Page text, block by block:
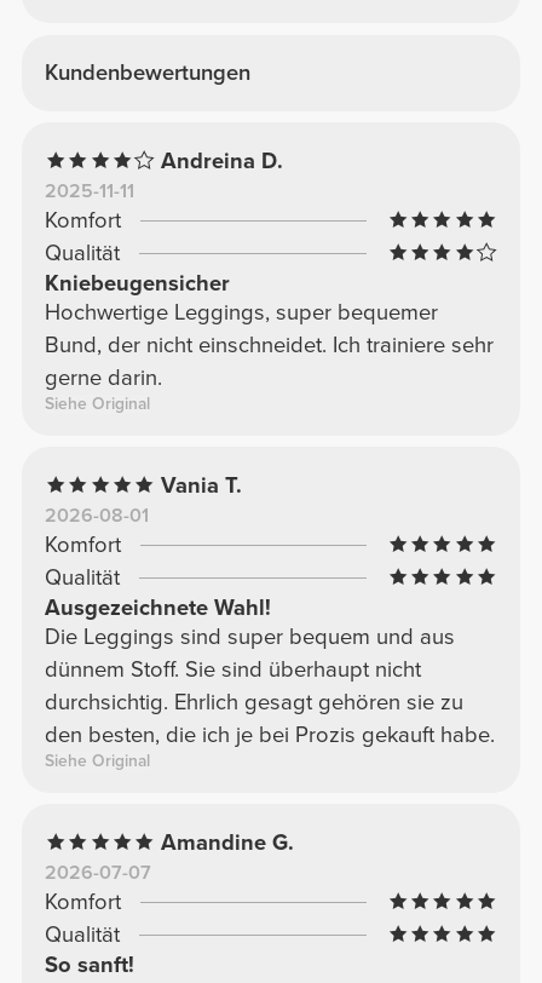
Kundenbewertungen
Andreina D.
2025-11-11
Komfort
Qualität
Kniebeugensicher
Hochwertige Leggings, super bequemer
Bund, der nicht einschneidet. Ich trainiere sehr
gerne darin.
Siehe Original
Vania T.
2026-08-01
Komfort
Qualität
Ausgezeichnete Wahl!
Die Leggings sind super bequem und aus
dünnem Stoff. Sie sind überhaupt nicht
durchsichtig. Ehrlich gesagt gehören sie zu
den besten, die ich je bei Prozis gekauft habe.
Siehe Original
Amandine G.
2026-07-07
Komfort
Qualität
So sanft!